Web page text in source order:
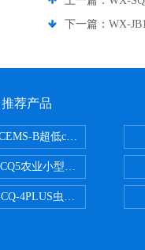
下一篇： WX-
推荐产品
B超低cems烟气监测系
农业小型气象站
4PLUS虫情测报灯